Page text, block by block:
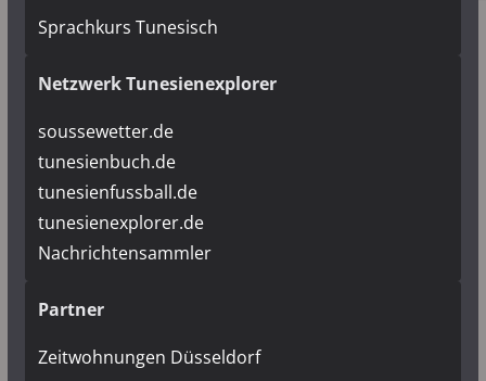
Sprachkurs Tunesisch
Netzwerk Tunesienexplorer
soussewetter.de
tunesienbuch.de
tunesienfussball.de
tunesienexplorer.de
Nachrichtensammler
Partner
Zeitwohnungen Düsseldorf